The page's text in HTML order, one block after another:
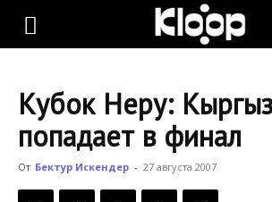
KLOOP.KG
Новости
Кубок Неру:
попадает в финал
От Бектур Искендер - 27 августа 2007